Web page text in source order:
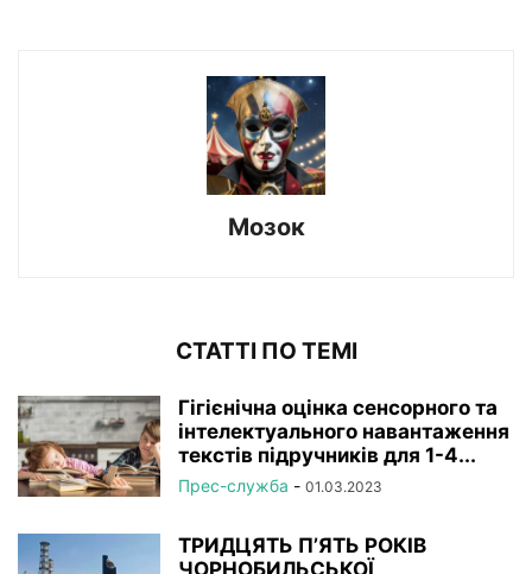
Мозок
СТАТТІ ПО ТЕМІ
Гігієнічна оцінка сенсорного та
інтелектуального навантаження
текстів підручників для 1-4...
Прес-служба - 01.03.2023
ТРИДЦЯТЬ П’ЯТЬ РОКІВ